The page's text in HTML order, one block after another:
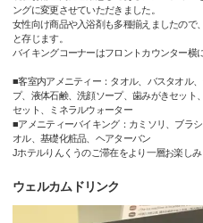
ングに変更させていただきました。
女性向け商品や入浴剤も多種揃えましたので
と存じます。
バイキングコーナーはフロントカウンター横
■客室内アメニティー：タオル、バスタオル
プ、液体石鹸、洗顔ソープ、歯みがきセッ
セット、ミネラルウォーター
■アメニティーバイキング：カミソリ、ブラ
オル、基礎化粧品、ヘアターバン
Jホテルりんくうのご滞在をより一層お楽しみ
ウェルカムドリンク